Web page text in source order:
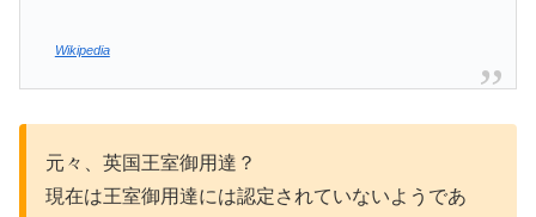
Wikipedia
元々、英国王室御用達？
現在は王室御用達には認定されていないようであ